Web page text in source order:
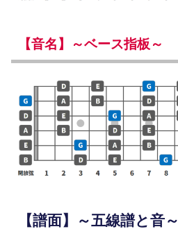
【音名】～ベース指板～
【譜面】～五線譜と音～